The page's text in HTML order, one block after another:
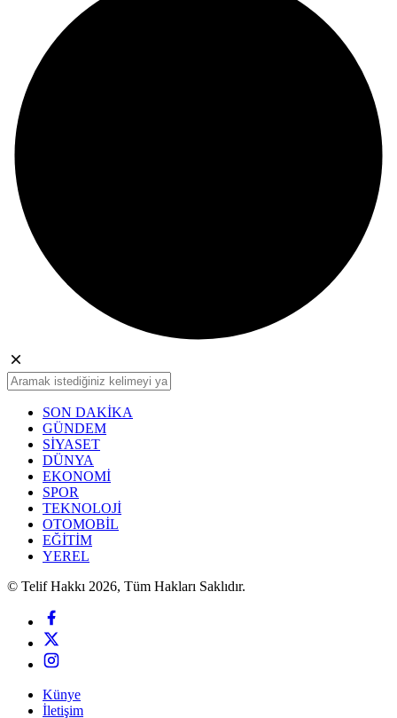
SON DAKİKA
GÜNDEM
SİYASET
DÜNYA
EKONOMİ
SPOR
TEKNOLOJİ
OTOMOBİL
EĞİTİM
YEREL
© Telif Hakkı 2026, Tüm Hakları Saklıdır.
Künye
İletişim